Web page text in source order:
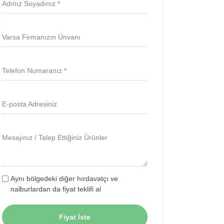
Adınız Soyadınız *
Varsa Firmanızın Ünvanı
Telefon Numaranız *
E-posta Adresiniz
Mesajınız / Talep Ettiğiniz Ürünler
Aynı bölgedeki diğer hırdavatçı ve
nalburlardan da fiyat teklifi al
Fiyat İste